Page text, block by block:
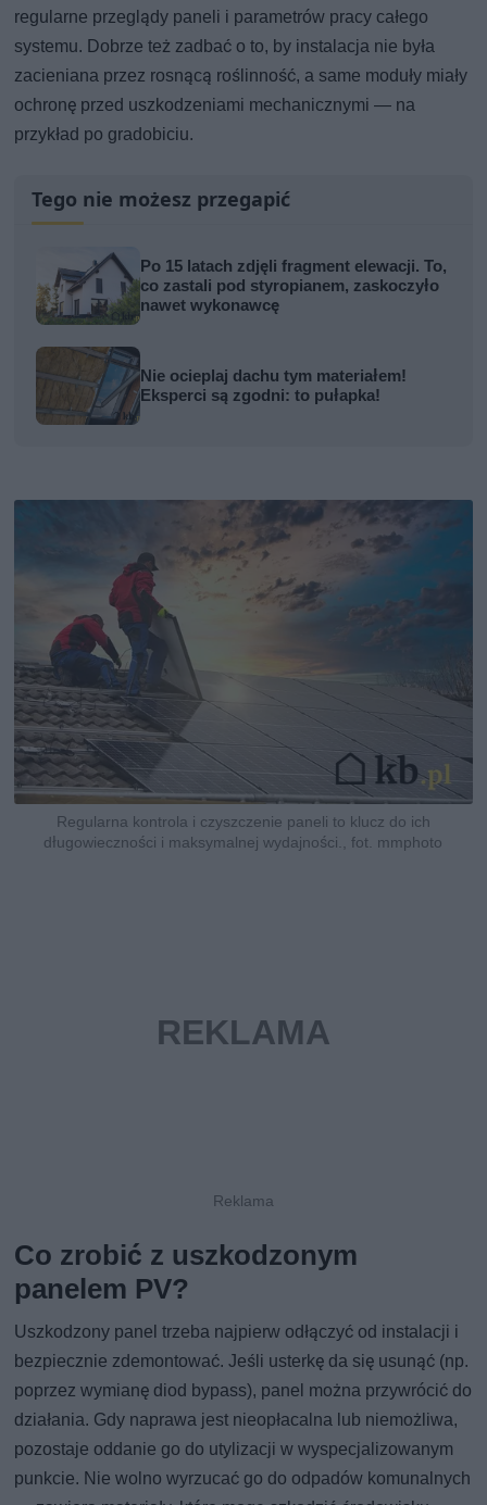
regularne przeglądy paneli i parametrów pracy całego
systemu. Dobrze też zadbać o to, by instalacja nie była
zacieniana przez rosnącą roślinność, a same moduły miały
ochronę przed uszkodzeniami mechanicznymi — na
przykład po gradobiciu.
Tego nie możesz przegapić
Po 15 latach zdjęli fragment elewacji. To,
co zastali pod styropianem, zaskoczyło
nawet wykonawcę
Nie ocieplaj dachu tym materiałem!
Eksperci są zgodni: to pułapka!
Regularna kontrola i czyszczenie paneli to klucz do ich
długowieczności i maksymalnej wydajności., fot. mmphoto
Co zrobić z uszkodzonym
panelem PV?
Uszkodzony panel trzeba najpierw odłączyć od instalacji i
bezpiecznie zdemontować. Jeśli usterkę da się usunąć (np.
poprzez wymianę diod bypass), panel można przywrócić do
działania. Gdy naprawa jest nieopłacalna lub niemożliwa,
pozostaje oddanie go do utylizacji w wyspecjalizowanym
punkcie. Nie wolno wyrzucać go do odpadów komunalnych